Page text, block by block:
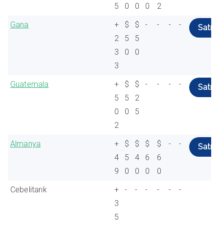
5
0
0
0
2
Gana
+
2
3
3
$
5
0
$
5
0
- - - - Satın
Guatemala
+
5
0
2
$
5
0
$
2
5
- - - - Satın
Almanya
+
4
9
$
5
0
$
4
0
$
6
0
$
6
0
- - Satın
Cebelitarık
+
3
5
- - - - - -